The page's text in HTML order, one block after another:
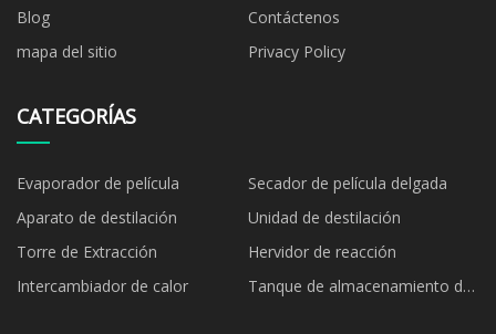
Blog
Contáctenos
mapa del sitio
Privacy Policy
CATEGORÍAS
Evaporador de película
Secador de película delgada
Aparato de destilación
Unidad de destilación
Torre de Extracción
Hervidor de reacción
Intercambiador de calor
Tanque de almacenamiento de